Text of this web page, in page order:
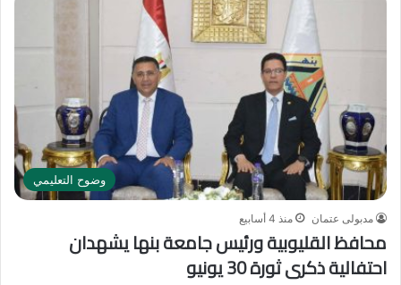
وضوح التعليمي
مدبولى عتمان منذ 4 أسابيع
محافظ القليوبية ورئيس جامعة بنها يشهدان
احتفالية ذكرى ثورة 30 يونيو